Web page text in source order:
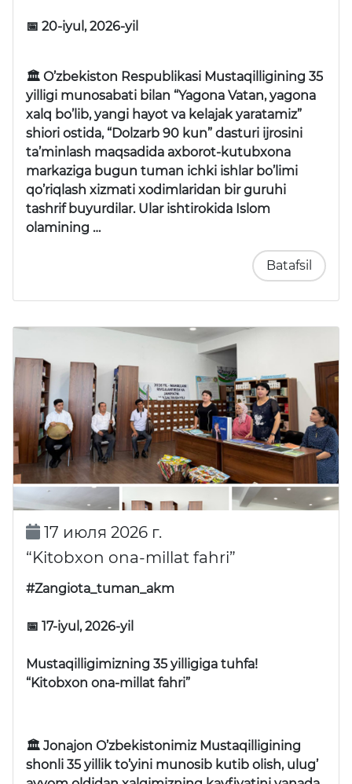
📅 20-iyul, 2026-yil
🏛 O’zbekiston Respublikasi Mustaqilligining 35
yilligi munosabati bilan “Yagona Vatan, yagona
xalq bo’lib, yangi hayot va kelajak yaratamiz”
shiori ostida, “Dolzarb 90 kun” dasturi ijrosini
ta’minlash maqsadida axborot-kutubxona
markaziga bugun tuman ichki ishlar bo’limi
qo’riqlash xizmati xodimlaridan bir guruhi
tashrif buyurdilar. Ular ishtirokida Islom
olamining …
Batafsil
17 июля 2026 г.
“Kitobxon ona-millat fahri”
#Zangiota_tuman_akm
📅 17-iyul, 2026-yil
Mustaqilligimizning 35 yilligiga tuhfa!
“Kitobxon ona-millat fahri”
🏛 Jonajon O’zbekistonimiz Mustaqilligining
shonli 35 yillik to’yini munosib kutib olish, ulug’